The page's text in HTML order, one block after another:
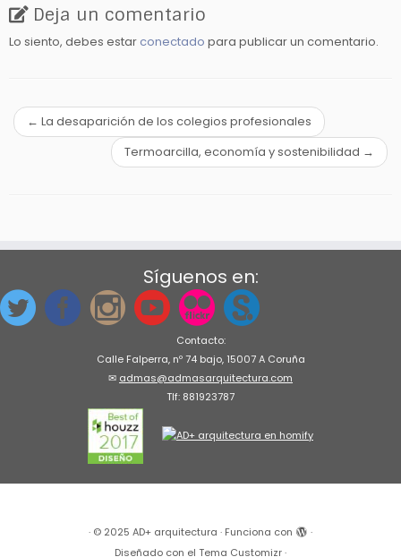
Deja un comentario
Lo siento, debes estar conectado para publicar un comentario.
← La desaparición de los colegios profesionales
Termoarcilla, economía y sostenibilidad →
Síguenos en:
Contacto:
Calle Falperra, nº 74 bajo, 15007 A Coruña
✉ admas@admasarquitectura.com
Tlf: 881923787
· © 2025 AD+ arquitectura · Funciona con
·
Diseñado con el Tema Customizr·